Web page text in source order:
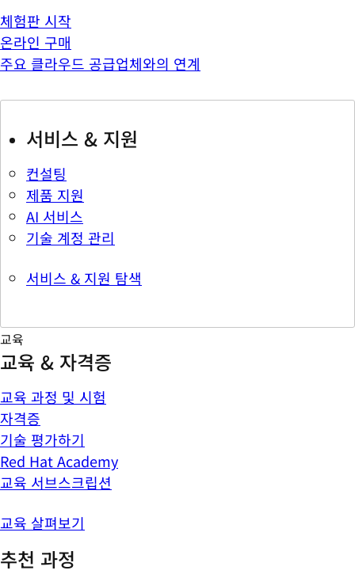
체험판 시작
온라인 구매
주요 클라우드 공급업체와의 연계
서비스 & 지원
컨설팅
제품 지원
AI 서비스
기술 계정 관리
서비스 & 지원 탐색
교육
교육 & 자격증
교육 과정 및 시험
자격증
기술 평가하기
Red Hat Academy
교육 서브스크립션
교육 살펴보기
추천 과정